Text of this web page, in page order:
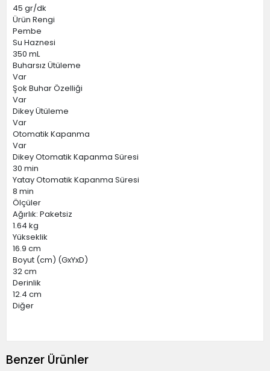
45 gr/dk
Ürün Rengi
Pembe
Su Haznesi
350 mL
Buharsız Ütüleme
Var
Şok Buhar Özelliği
Var
Dikey Ütüleme
Var
Otomatik Kapanma
Var
Dikey Otomatik Kapanma Süresi
30 min
Yatay Otomatik Kapanma Süresi
8 min
Ölçüler
Ağırlık: Paketsiz
1.64 kg
Yükseklik
16.9 cm
Boyut (cm) (GxYxD)
32 cm
Derinlik
12.4 cm
Diğer
Benzer Ürünler